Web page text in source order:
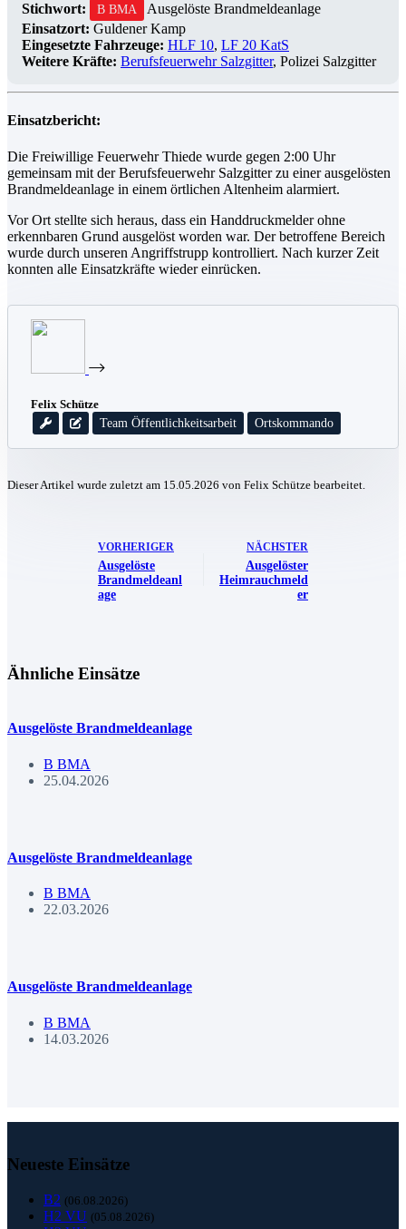
Stichwort:
B BMA
Ausgelöste Brandmeldeanlage
Einsatzort: Guldener Kamp
Eingesetzte Fahrzeuge: HLF 10, LF 20 KatS
Weitere Kräfte: Berufsfeuerwehr Salzgitter, Polizei Salzgitter
Einsatzbericht:
Die Freiwillige Feuerwehr Thiede wurde gegen 2:00 Uhr
gemeinsam mit der Berufsfeuerwehr Salzgitter zu einer ausgelösten
Brandmeldeanlage in einem örtlichen Altenheim alarmiert.
Vor Ort stellte sich heraus, dass ein Handdruckmelder ohne
erkennbaren Grund ausgelöst worden war. Der betroffene Bereich
wurde durch unseren Angriffstrupp kontrolliert. Nach kurzer Zeit
konnten alle Einsatzkräfte wieder einrücken.
Felix Schütze
Team Öffentlichkeitsarbeit Ortskommando
Dieser Artikel wurde zuletzt am 15.05.2026 von Felix Schütze bearbeitet.
VORHERIGER
Ausgelöste
Brandmeldeanl
age
NÄCHSTER
Ausgelöster
Heimrauchmeld
er
Ähnliche Einsätze
Ausgelöste Brandmeldeanlage
B BMA
25.04.2026
Ausgelöste Brandmeldeanlage
B BMA
22.03.2026
Ausgelöste Brandmeldeanlage
B BMA
14.03.2026
Neueste Einsätze
B2 (06.08.2026)
H2 VU (05.08.2026)